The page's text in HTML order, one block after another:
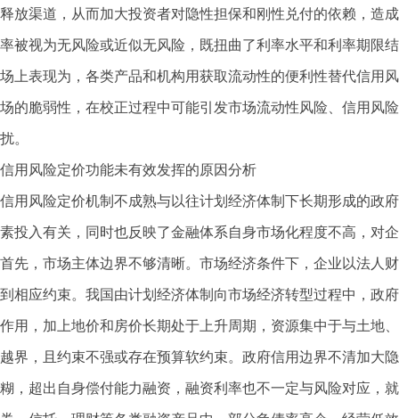
释放渠道，从而加大投资者对隐性担保和刚性兑付的依赖，造
率被视为无风险或近似无风险，既扭曲了利率水平和利率期限
场上表现为，各类产品和机构用获取流动性的便利性替代信用
场的脆弱性，在校正过程中可能引发市场流动性风险、信用风
扰。
信用风险定价功能未有效发挥的原因分析
信用风险定价机制不成熟与以往计划经济体制下长期形成的政
素投入有关，同时也反映了金融体系自身市场化程度不高，对
首先，市场主体边界不够清晰。市场经济条件下，企业以法人
到相应约束。我国由计划经济体制向市场经济转型过程中，政
作用，加上地价和房价长期处于上升周期，资源集中于与土地
越界，且约束不强或存在预算软约束。政府信用边界不清加大
糊，超出自身偿付能力融资，融资利率也不一定与风险对应，